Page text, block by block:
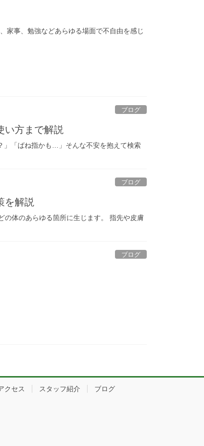
家事、勉強などあらゆる場面で不自由を感じ
ブログ
い方まで解説
」「ばね指かも…」そんな不安を抱えて検索
ブログ
を解説
体のあらゆる箇所に生じます。 指先や皮膚
ブログ
クセス スタッフ紹介
ブログ